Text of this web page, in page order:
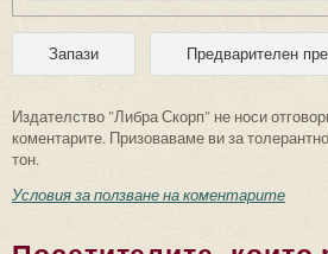
Издателство "Либра Скорп" не носи
коментарите. Призоваваме ви за
тон.
Условия за ползване на коментарите